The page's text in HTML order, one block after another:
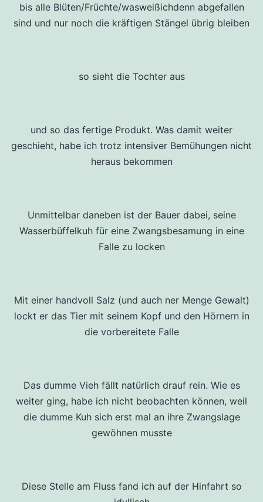
bis alle Blüten/Früchte/wasweißichdenn abgefallen
sind und nur noch die kräftigen Stängel übrig bleiben
so sieht die Tochter aus
und so das fertige Produkt. Was damit weiter
geschieht, habe ich trotz intensiver Bemühungen nicht
heraus bekommen
Unmittelbar daneben ist der Bauer dabei, seine
Wasserbüffelkuh für eine Zwangsbesamung in eine
Falle zu locken
Mit einer handvoll Salz (und auch ner Menge Gewalt)
lockt er das Tier mit seinem Kopf und den Hörnern in
die vorbereitete Falle
Das dumme Vieh fällt natürlich drauf rein. Wie es
weiter ging, habe ich nicht beobachten können, weil
die dumme Kuh sich erst mal an ihre Zwangslage
gewöhnen musste
Diese Stelle am Fluss fand ich auf der Hinfahrt so